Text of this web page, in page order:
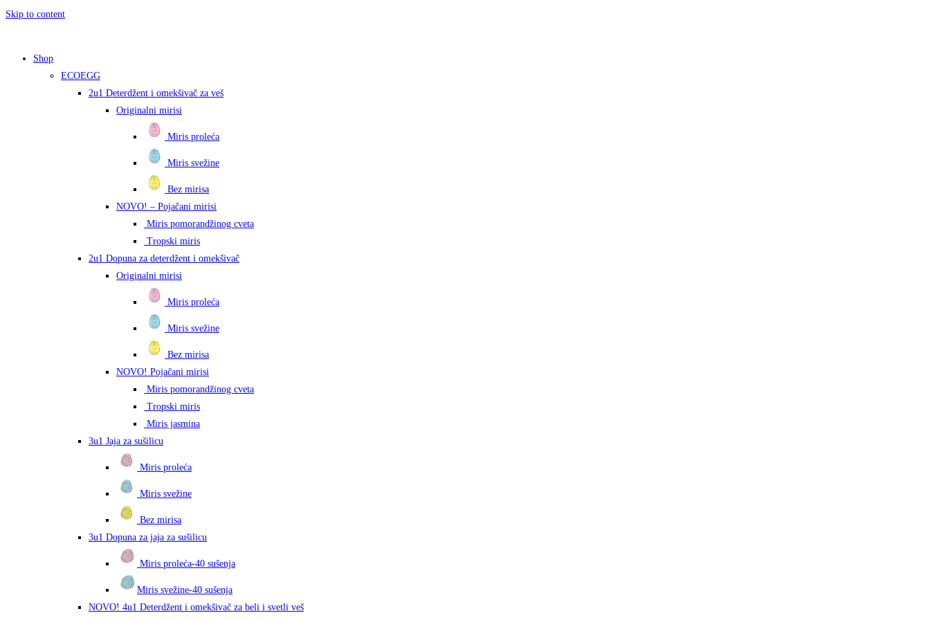
Skip to content
Shop
ECOEGG
2u1 Deterdžent i omekšivač za veš
Originalni mirisi
Miris proleća
Miris svežine
Bez mirisa
NOVO! – Pojačani mirisi
Miris pomorandžinog cveta
Tropski miris
2u1 Dopuna za deterdžent i omekšivač
Originalni mirisi
Miris proleća
Miris svežine
Bez mirisa
NOVO! Pojačani mirisi
Miris pomorandžinog cveta
Tropski miris
Miris jasmina
3u1 Jaja za sušilicu
Miris proleća
Miris svežine
Bez mirisa
3u1 Dopuna za jaja za sušilicu
Miris proleća-40 sušenja
Miris svežine-40 sušenja
NOVO! 4u1 Deterdžent i omekšivač za beli i svetli veš